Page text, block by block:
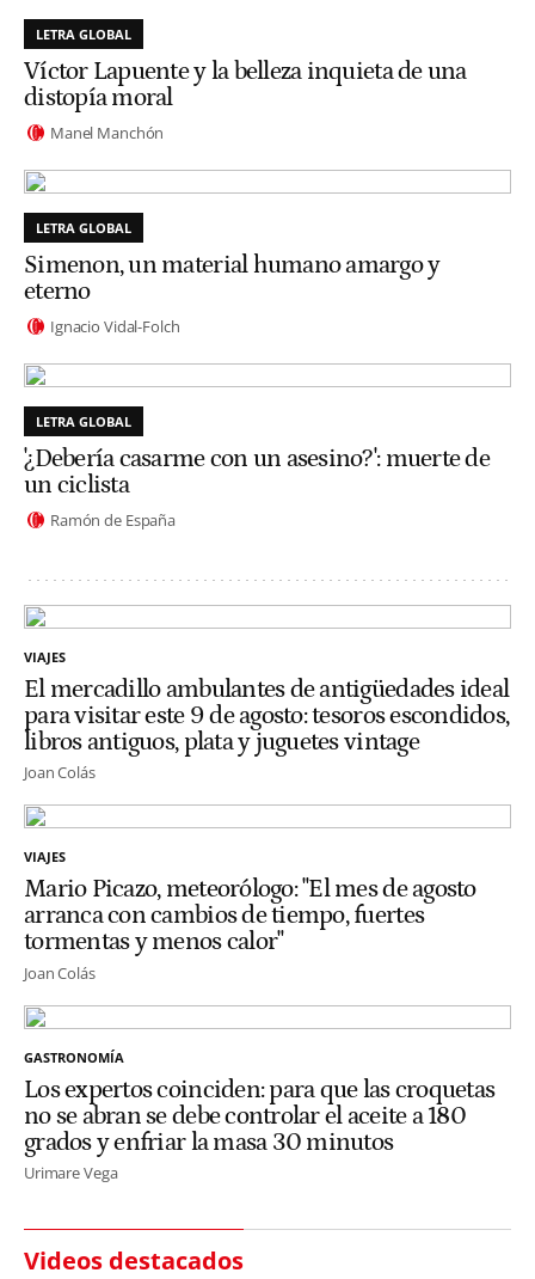
LETRA GLOBAL
Víctor Lapuente y la belleza inquieta de una
distopía moral
Manel Manchón
LETRA GLOBAL
Simenon, un material humano amargo y
eterno
Ignacio Vidal-Folch
LETRA GLOBAL
'¿Debería casarme con un asesino?': muerte de
un ciclista
Ramón de España
VIAJES
El mercadillo ambulantes de antigüedades ideal
para visitar este 9 de agosto: tesoros escondidos,
libros antiguos, plata y juguetes vintage
Joan Colás
VIAJES
Mario Picazo, meteorólogo: "El mes de agosto
arranca con cambios de tiempo, fuertes
tormentas y menos calor"
Joan Colás
GASTRONOMÍA
Los expertos coinciden: para que las croquetas
no se abran se debe controlar el aceite a 180
grados y enfriar la masa 30 minutos
Urimare Vega
Videos destacados